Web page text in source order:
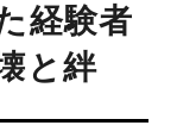
経験者
と絆